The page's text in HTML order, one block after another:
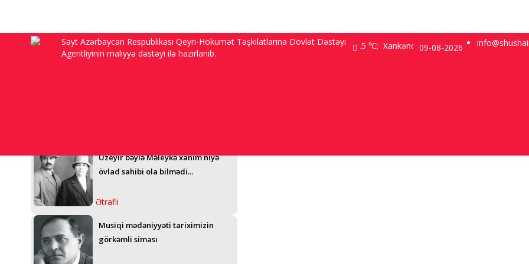
Sayt Azərbaycan Respublikası Qeyri-Hökumət Təşkilatlarına Dövlət Dəstəyi
Agentliyinin maliyyə dəstəyi ilə hazırlanıb.
Bakı 9.2 ℃; Şuşa 3.5 ℃; Xankəndi 2 ℃;09-08-2026
Üzeyir bəylə Məleykə xanım niyə
övlad sahibi ola bilmədi...
Ətraflı
Musiqi mədəniyyəti tariximizin
görkəmli siması